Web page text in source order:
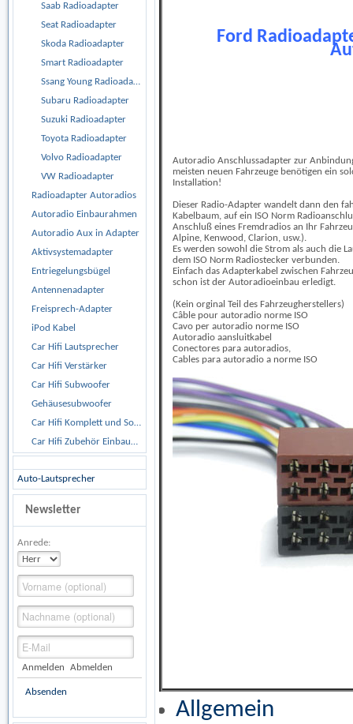
Saab Radioadapter
Seat Radioadapter
Skoda Radioadapter
Smart Radioadapter
Ssang Young Radioadapter
Subaru Radioadapter
Suzuki Radioadapter
Toyota Radioadapter
Volvo Radioadapter
VW Radioadapter
Radioadapter Autoradios
Autoradio Einbaurahmen
Autoradio Aux in Adapter
Aktivsystemadapter
Entriegelungsbügel
Antennenadapter
Freisprech-Adapter
iPod Kabel
Car Hifi Lautsprecher
Car Hifi Verstärker
Car Hifi Subwoofer
Gehäusesubwoofer
Car Hifi Komplett und Sonderangebote
Car Hifi Zubehör Einbaumaterial
Auto-Lautsprecher
Newsletter
Anrede:
Anmelden Abmelden
Absenden
Ford
Autoradio Anschlussadapter zur
meisten neuen Fahrzeuge benötigen ein
Installation!
Dieser Radio-Adapter wandelt dann den
Kabelbaum, auf ein ISO Norm
Anschluß eines Fremdradios an Ihr
Alpine, Kenwood, Clarion, usw.).
Es werden sowohl die Strom als auch die
dem ISO Norm Radiostecker verbunden.
Einfach das Adapterkabel zwischen
schon ist der Autoradioeinbau erledigt.
(Kein orginal Teil des Fahrzeugherstellers)
Câble pour autoradio norme ISO
Cavo per autoradio norme ISO
Autoradio aansluitkabel
Conectores para autoradios,
Cables para autoradio a norme ISO
Allgemein